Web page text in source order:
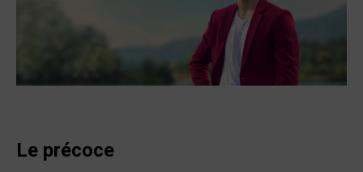
Le précoce